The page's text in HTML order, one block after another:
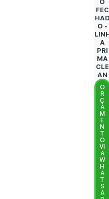
O
FEC
O -
A
PRI
MA
CLE
AN
O
R
Ç
A
M
E
N
T
O
VI
A
W
H
A
T
S
A